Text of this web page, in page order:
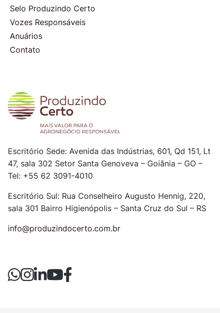
Selo Produzindo Certo
Vozes Responsáveis
Anuários
Contato
Escritório Sede: Avenida das Indústrias, 601, Qd 151, Lt
47, sala 302 Setor Santa Genoveva – Goiânia – GO –
Tel: +55 62 3091-4010
Escritório Sul: Rua Conselheiro Augusto Hennig, 220,
sala 301 Bairro Higienópolis – Santa Cruz do Sul – RS
info@produzindocerto.com.br